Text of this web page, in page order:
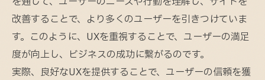
改善することで、より多くのユーザーを引きつけていま
す。このように、UXを重視することで、ユーザーの満足
度が向上し、ビジネスの成功に繋がるのです。
実際、良好なUXを提供することで、ユーザーの信頼を獲